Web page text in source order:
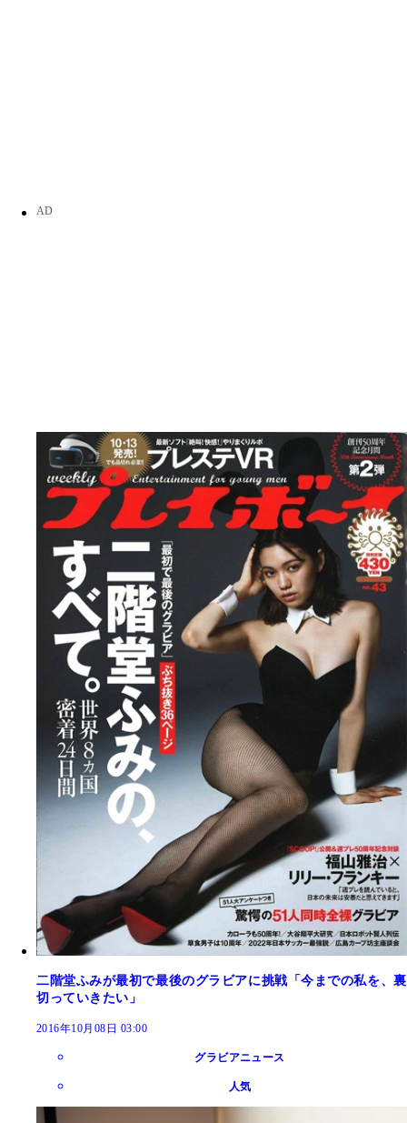
二階堂ふみが最初で最後のグラビアに挑戦「今までの私を、裏
切っていきたい」
2016年10月08日 03:00
グラビアニュース
人気